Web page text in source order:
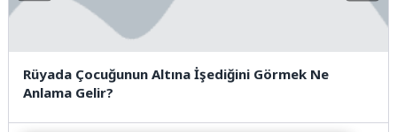
Rüyada Çocuğunun Altına İşediğini Görmek Ne
Anlama Gelir?